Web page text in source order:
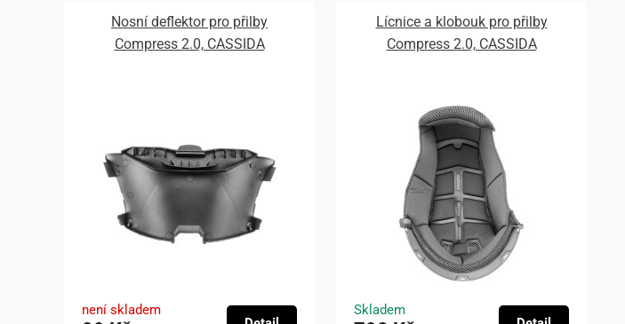
Nosní deflektor pro přilby
Compress 2.0, CASSIDA
není skladem
Lícnice a klobouk pro přilby
Compress 2.0, CASSIDA
Skladem